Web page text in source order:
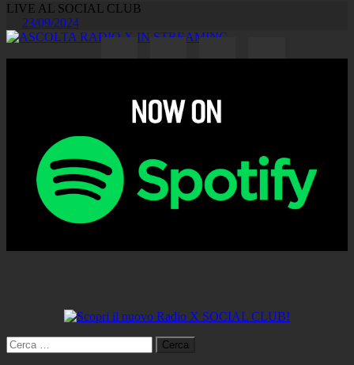
LIVE AL SOCIAL CLUB
23/09/2024
Ricerca
per: